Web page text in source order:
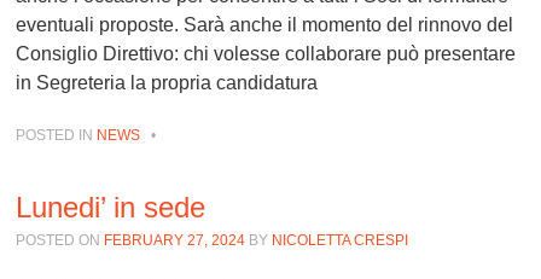
eventuali proposte. Sarà anche il momento del rinnovo del
Consiglio Direttivo: chi volesse collaborare può presentare
in Segreteria la propria candidatura
POSTED IN NEWS •
Lunedi’ in sede
POSTED ON FEBRUARY 27, 2024 BY NICOLETTA CRESPI